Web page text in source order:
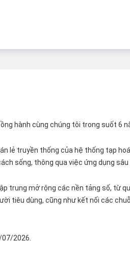
hành cùng chúng tôi trong suốt 6
lẻ truyền thống của hệ thống tạp
sống, thông qua việc ứng dụng sâu
trung mở rộng các nền tảng số, từ
dùng, cũng như kết nối các
2026.